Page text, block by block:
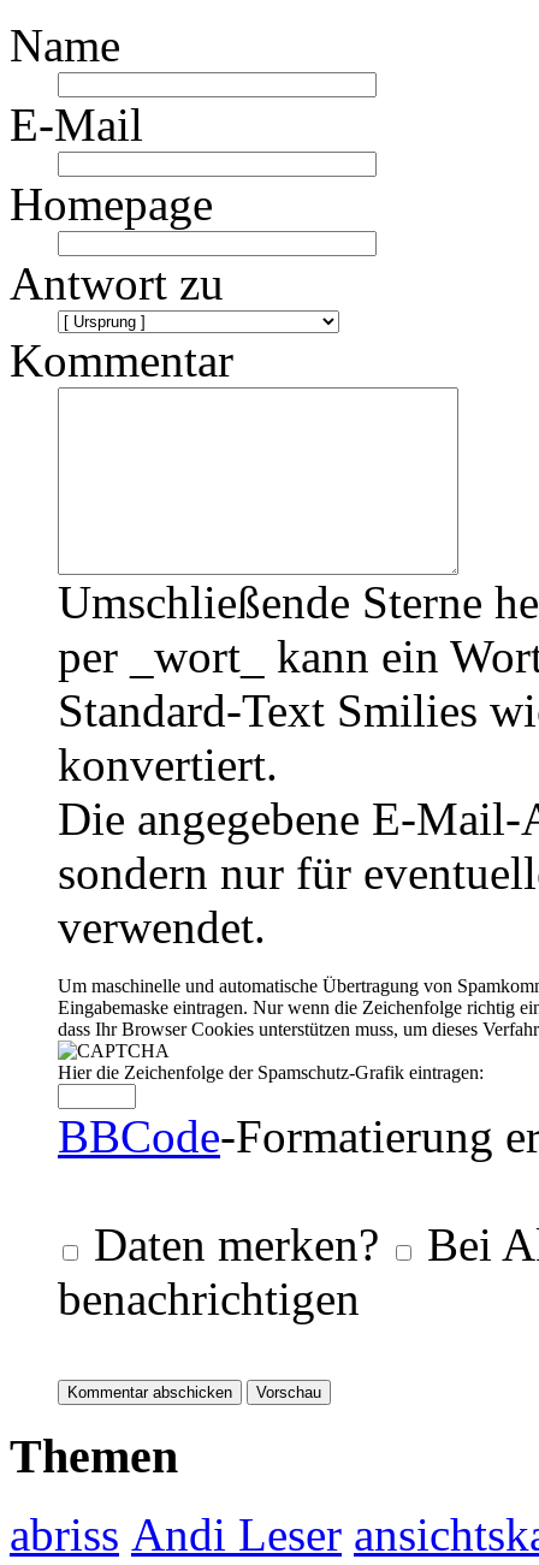
Name
E-Mail
Homepage
Antwort zu
Kommentar
Umschließende Sterne
per _wort_ kann ein
Standard-Text Smilies
konvertiert.
Die angegebene E-
sondern nur für
verwendet.
Um maschinelle und automatische Übertragung von
Eingabemaske eintragen. Nur wenn die Zeichenfolge richtig
dass Ihr Browser Cookies unterstützen muss, um dieses
Hier die Zeichenfolge der Spamschutz-Grafik eintragen:
BBCode-Formatierung
Daten merken?
Bei
benachrichtigen
Themen
abriss Andi Leser